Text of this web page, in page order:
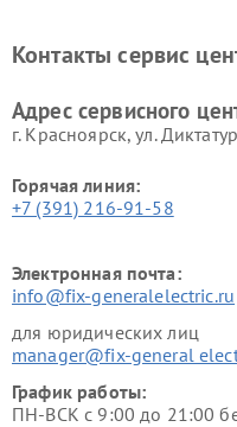
Electric
Контакты сервис
Адрес сервисного
г. Красноярск, ул.
Горячая линия:
+7 (391) 216-91-58
Электронная почта:
info@fix-generalelectric.ru
для юридических лиц
manager@fix-general
График работы:
ПН-ВСК с 9:00 до 21:00